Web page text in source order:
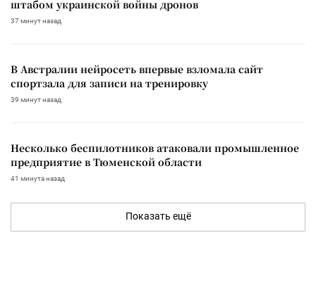
штабом украинской войны дронов
37 минут назад
В Австралии нейросеть впервые взломала сайт
спортзала для записи на тренировку
39 минут назад
Несколько беспилотников атаковали промышленное
предприятие в Тюменской области
41 минута назад
Показать ещё